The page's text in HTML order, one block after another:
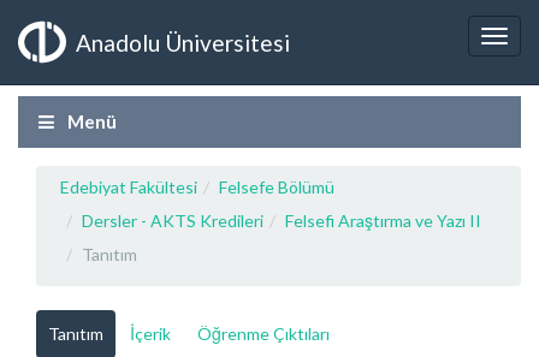
Anadolu Üniversitesi
Menü
Edebiyat Fakültesi
Felsefe Bölümü
Dersler - AKTS Kredileri
Felsefi Araştırma ve Yazı II
Tanıtım
Tanıtım İçerik Öğrenme Çıktıları